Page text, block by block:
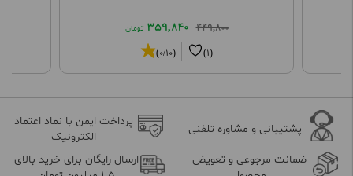
449,800
359,840 تومان
(1)
(0/10)
پشتیبانی و مشاوره تلفنی
پرداخت ایمن با نماد اعتماد
الکترونیک
ضمانت مرجوعی و تعویض
ارسال رایگان برای خرید بالای